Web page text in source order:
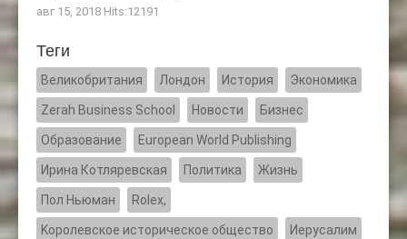
авг 15, 2018 Hits:12191
Теги
Великобритания Лондон История Экономика
Zerah Business School Новости Бизнес
Образование European World Publishing
Ирина Котляревская Политика Жизнь
Пол Ньюман Rolex,
Kоролевское историческое общество Иерусалим